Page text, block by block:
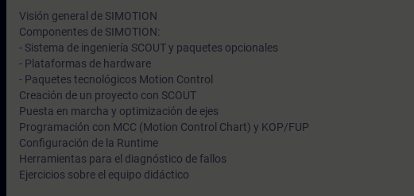
Visión general de SIMOTION
Componentes de SIMOTION:
- Sistema de ingeniería SCOUT y paquetes opcionales
- Plataformas de hardware
- Paquetes tecnológicos Motion Control
Creación de un proyecto con SCOUT
Puesta en marcha y optimización de ejes
Programación con MCC (Motion Control Chart) y KOP/FUP
Configuración de la Runtime
Herramientas para el diagnóstico de fallos
Ejercicios sobre el equipo didáctico